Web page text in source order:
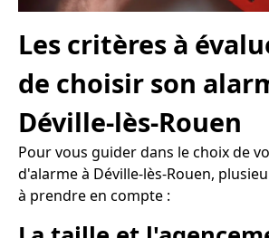
Les critères à
de choisir son
Déville-lès-Rouen
Pour vous guider dans le choix de
d'alarme à Déville-lès-Rouen,
à prendre en compte :